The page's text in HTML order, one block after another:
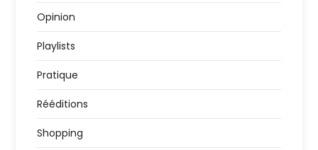
Opinion
Playlists
Pratique
Rééditions
Shopping